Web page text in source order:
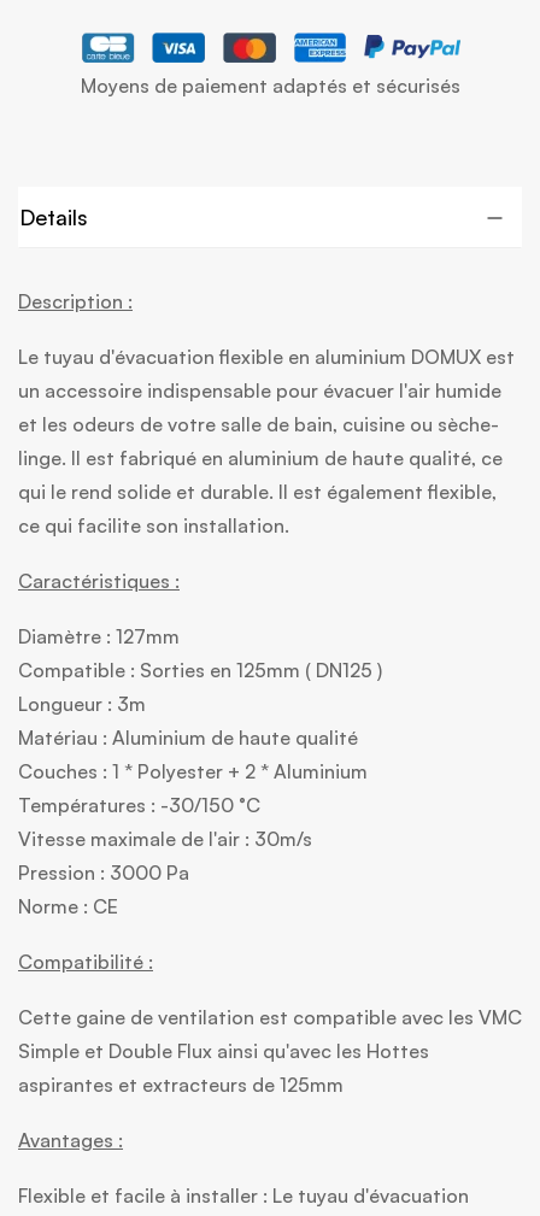
Moyens de paiement adaptés et sécurisés
Details
Description :
Le tuyau d'évacuation flexible en aluminium DOMUX est
un accessoire indispensable pour évacuer l'air humide
et les odeurs de votre salle de bain, cuisine ou sèche-
linge. Il est fabriqué en aluminium de haute qualité, ce
qui le rend solide et durable. Il est également flexible,
ce qui facilite son installation.
Caractéristiques :
Diamètre : 127mm
Compatible : Sorties en 125mm ( DN125 )
Longueur : 3m
Matériau : Aluminium de haute qualité
Couches : 1 * Polyester + 2 * Aluminium
Températures : -30/150 °C
Vitesse maximale de l'air : 30m/s
Pression : 3000 Pa
Norme : CE
Compatibilité :
Cette gaine de ventilation est compatible avec les VMC
Simple et Double Flux ainsi qu'avec les Hottes
aspirantes et extracteurs de 125mm
Avantages :
Flexible et facile à installer : Le tuyau d'évacuation